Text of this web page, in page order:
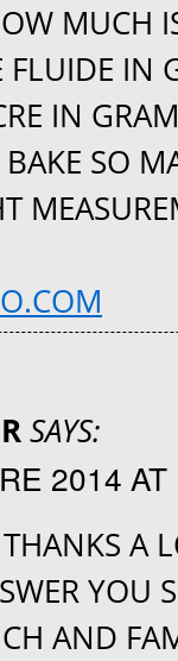
MUCH
FLUIDE IN
IN
SO
SAYS:
2014
A
YOU
AND